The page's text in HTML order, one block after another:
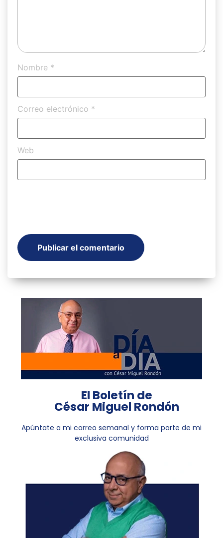
Nombre *
Correo electrónico *
Web
El Boletín de
César Miguel Rondón
Apúntate a mi correo semanal y forma parte de mi
exclusiva comunidad